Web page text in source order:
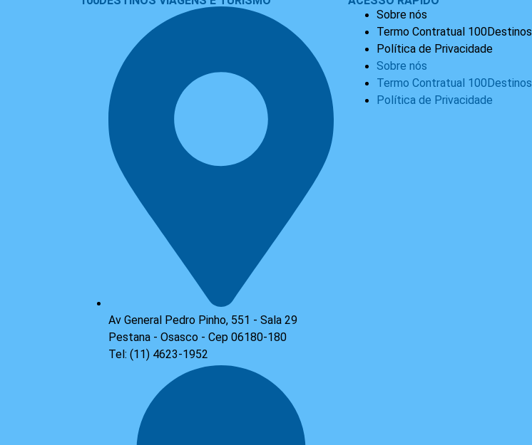
Av General Pedro Pinho, 551 - Sala 29
Pestana - Osasco - Cep 06180-180
Tel: (11) 4623-1952
Sobre nós
Termo Contratual 100Destinos
Política de Privacidade
Sobre nós
Termo Contratual 100Destinos
Política de Privacidade